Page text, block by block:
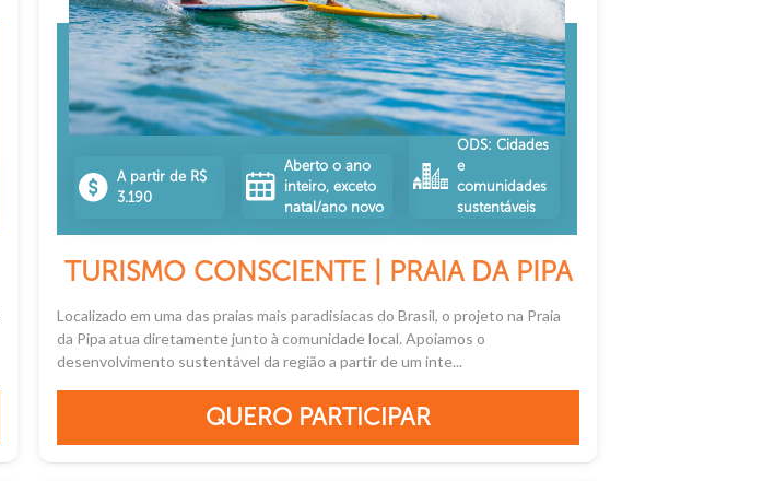
A partir de R$
3.190
Aberto o ano
inteiro, exceto
natal/ano novo
ODS: Cidades
e
comunidades
sustentáveis
TURISMO CONSCIENTE | PRAIA DA PIPA
Localizado em uma das praias mais paradisíacas do Brasil, o projeto na Praia
da Pipa atua diretamente junto à comunidade local. Apoiamos o
desenvolvimento sustentável da região a partir de um inte...
QUERO PARTICIPAR